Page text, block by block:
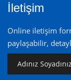
İletişim
Online iletişim
paylaşabilir,